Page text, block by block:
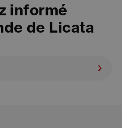
informé
de Licata